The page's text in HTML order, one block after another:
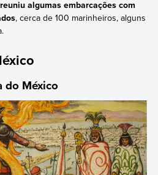
reuniu algumas embarcações com
, cerca de 100 marinheiros, alguns
do México